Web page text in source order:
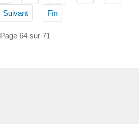
Suivant Fin
Page 64 sur 71